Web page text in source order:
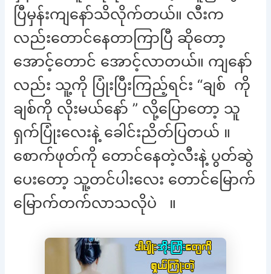
ပြီမှန်းကျနော်သိလိုက်တယ်။ လီးက
လည်းတောင်နေတာကြာပြီ ဆိုတော့
အောင့်တောင် အောင့်လာတယ်။ ကျနော်
လည်း သူ့ကို ပြုံးပြီးကြည့်ရင်း “ချစ် ကို
ချစ်ကို လိုးမယ်နော် ” လို့ပြောတော့ သူ
ရှက်ပြုံးလေးနဲ့ ခေါင်းညိတ်ပြတယ် ။
စောက်ဖုတ်ကို တောင်နေတဲ့လီးနဲ့ ပွတ်ဆွဲ
ပေးတော့ သူ့တင်ပါးလေး တောင်မြောက်
မြောက်တက်လာသလိုပဲ ။